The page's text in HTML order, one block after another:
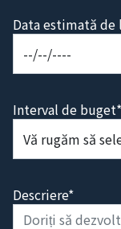
Data estimată de
Interval de
Descriere*